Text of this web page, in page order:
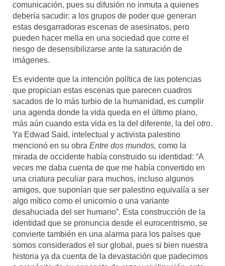
comunicación, pues su difusión no inmuta a quienes
debería sacudir: a los grupos de poder que generan
estas desgarradoras escenas de asesinatos, pero
pueden hacer mella en una sociedad que corre el
riesgo de desensibilizarse ante la saturación de
imágenes.
Es evidente que la intención política de las potencias
que propician estas escenas que parecen cuadros
sacados de lo más turbio de la humanidad, es cumplir
una agenda donde la vida queda en el último plano,
más aún cuando esta vida es la del diferente, la del otro.
Ya Edwad Said, intelectual y activista palestino
mencionó en su obra Entre dos mundos, como la
mirada de occidente había construido su identidad: “A
veces me daba cuenta de que me había convertido en
una criatura peculiar para muchos, incluso algunos
amigos, que suponían que ser palestino equivalía a ser
algo mítico como el unicornio o una variante
desahuciada del ser humano”. Esta construcción de la
identidad que se pronuncia desde el eurocentrismo, se
convierte también en una alarma para los países que
somos considerados el sur global, pues si bien nuestra
historia ya da cuenta de la devastación que padecimos